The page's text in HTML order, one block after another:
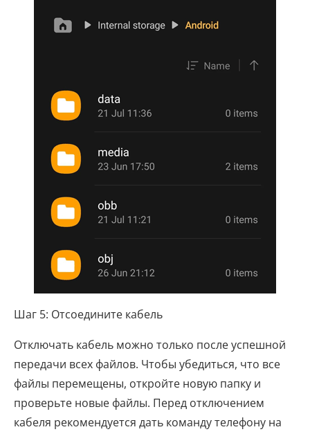
Шаг 5: Отсоедините кабель
Отключать кабель можно только после успешной
передачи всех файлов. Чтобы убедиться, что все
файлы перемещены, откройте новую папку и
проверьте новые файлы. Перед отключением
кабеля рекомендуется дать команду телефону на